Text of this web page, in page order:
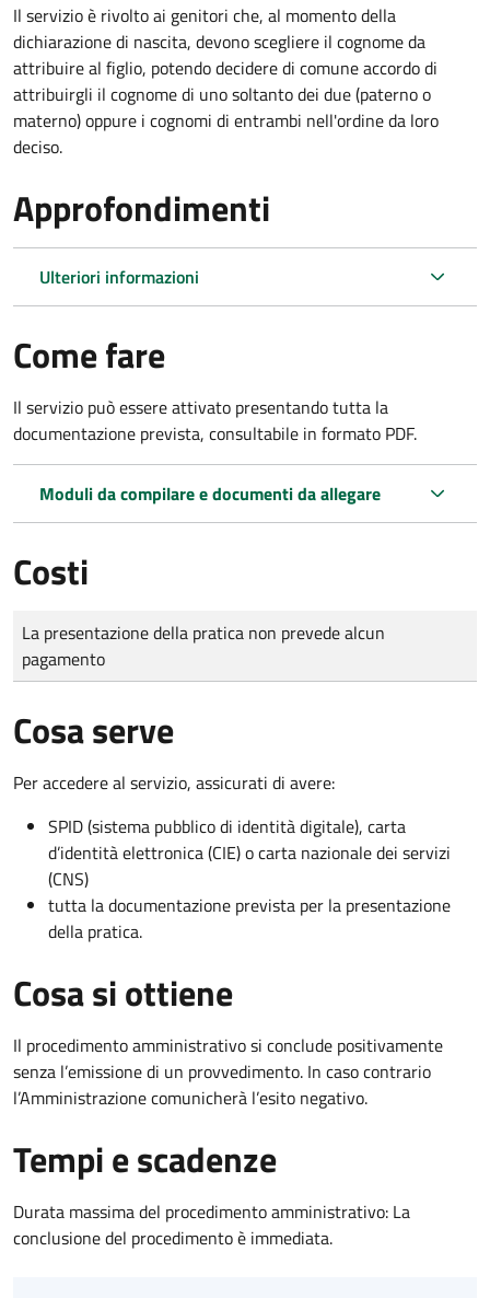
Il servizio è rivolto ai genitori che, al momento della
dichiarazione di nascita, devono scegliere il cognome da
attribuire al figlio, potendo decidere di comune accordo di
attribuirgli il cognome di uno soltanto dei due (paterno o
materno) oppure i cognomi di entrambi nell'ordine da loro
deciso.
Approfondimenti
Ulteriori informazioni
Come fare
Il servizio può essere attivato presentando tutta la
documentazione prevista, consultabile in formato PDF.
Moduli da compilare e documenti da allegare
Costi
Tipo di pagamento
Importo
La presentazione della pratica non prevede alcun
pagamento
Cosa serve
Per accedere al servizio, assicurati di avere:
SPID (sistema pubblico di identità digitale), carta
d’identità elettronica (CIE) o carta nazionale dei servizi
(CNS)
tutta la documentazione prevista per la presentazione
della pratica.
Cosa si ottiene
Il procedimento amministrativo si conclude positivamente
senza l’emissione di un provvedimento. In caso contrario
l’Amministrazione comunicherà l’esito negativo.
Tempi e scadenze
Durata massima del procedimento amministrativo: La
conclusione del procedimento è immediata.